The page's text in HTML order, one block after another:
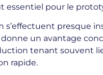
essentiel pour le
s’effectuent presque
un avantage
tenant souvent
rapide.